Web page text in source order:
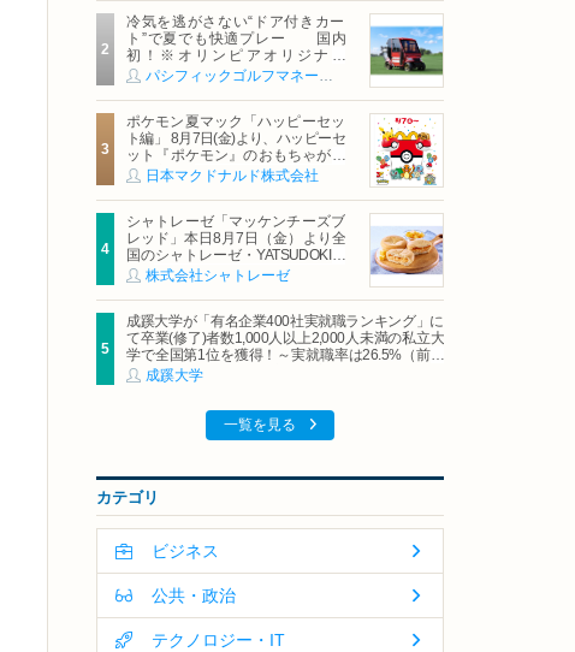
冷気を逃がさない“ドア付きカー
ト”で夏でも快適プレー 国内
初！※オリンピアオリジナル
「AirCon Cart（エアコンカー
ト）」導入 | ＰＧＭ
ポケモン夏マック「ハッピーセッ
ト編」 8月7日(金)より、ハッピーセ
ット『ポケモン』のおもちゃが期
間限定登場
日本マクドナルド株式会社
シャトレーゼ「マッケンチーズブ
レッド」本日8月7日（金）より全
国のシャトレーゼ・YATSUDOKIで
発売株式会社シャトレーゼ
成蹊大学が「有名企業400社実就職ランキング」に
て卒業(修了)者数1,000人以上2,000人未満の私立大
学で全国第1位を獲得！～実就職率は26.5%（前年
比＋4.3pt）に伸長、東京の私立大学でも10位にラ
ンクイン～
成蹊大学
一覧を見る
カテゴリ
ビジネス
公共・政治
テクノロジー・IT